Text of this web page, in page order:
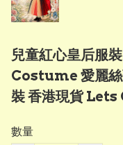
兒童紅心皇后服
Costume 愛麗絲
裝 香港現貨
數量